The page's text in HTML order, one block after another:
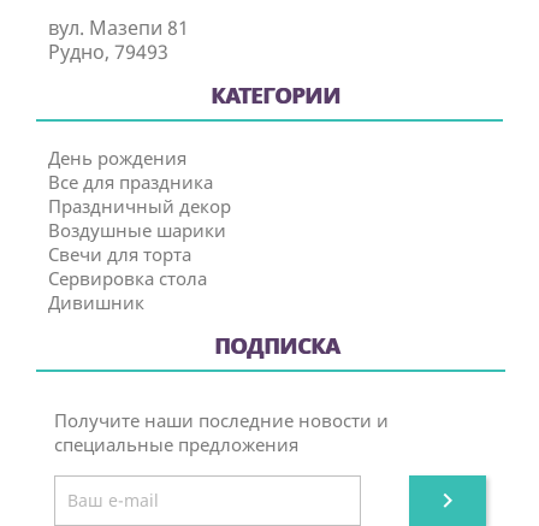
вул. Мазепи 81
Рудно, 79493
КАТЕГОРИИ
День рождения
Все для праздника
Праздничный декор
Воздушные шарики
Свечи для торта
Сервировка стола
Дивишник
ПОДПИСКА
Получите наши последние новости и
специальные предложения
